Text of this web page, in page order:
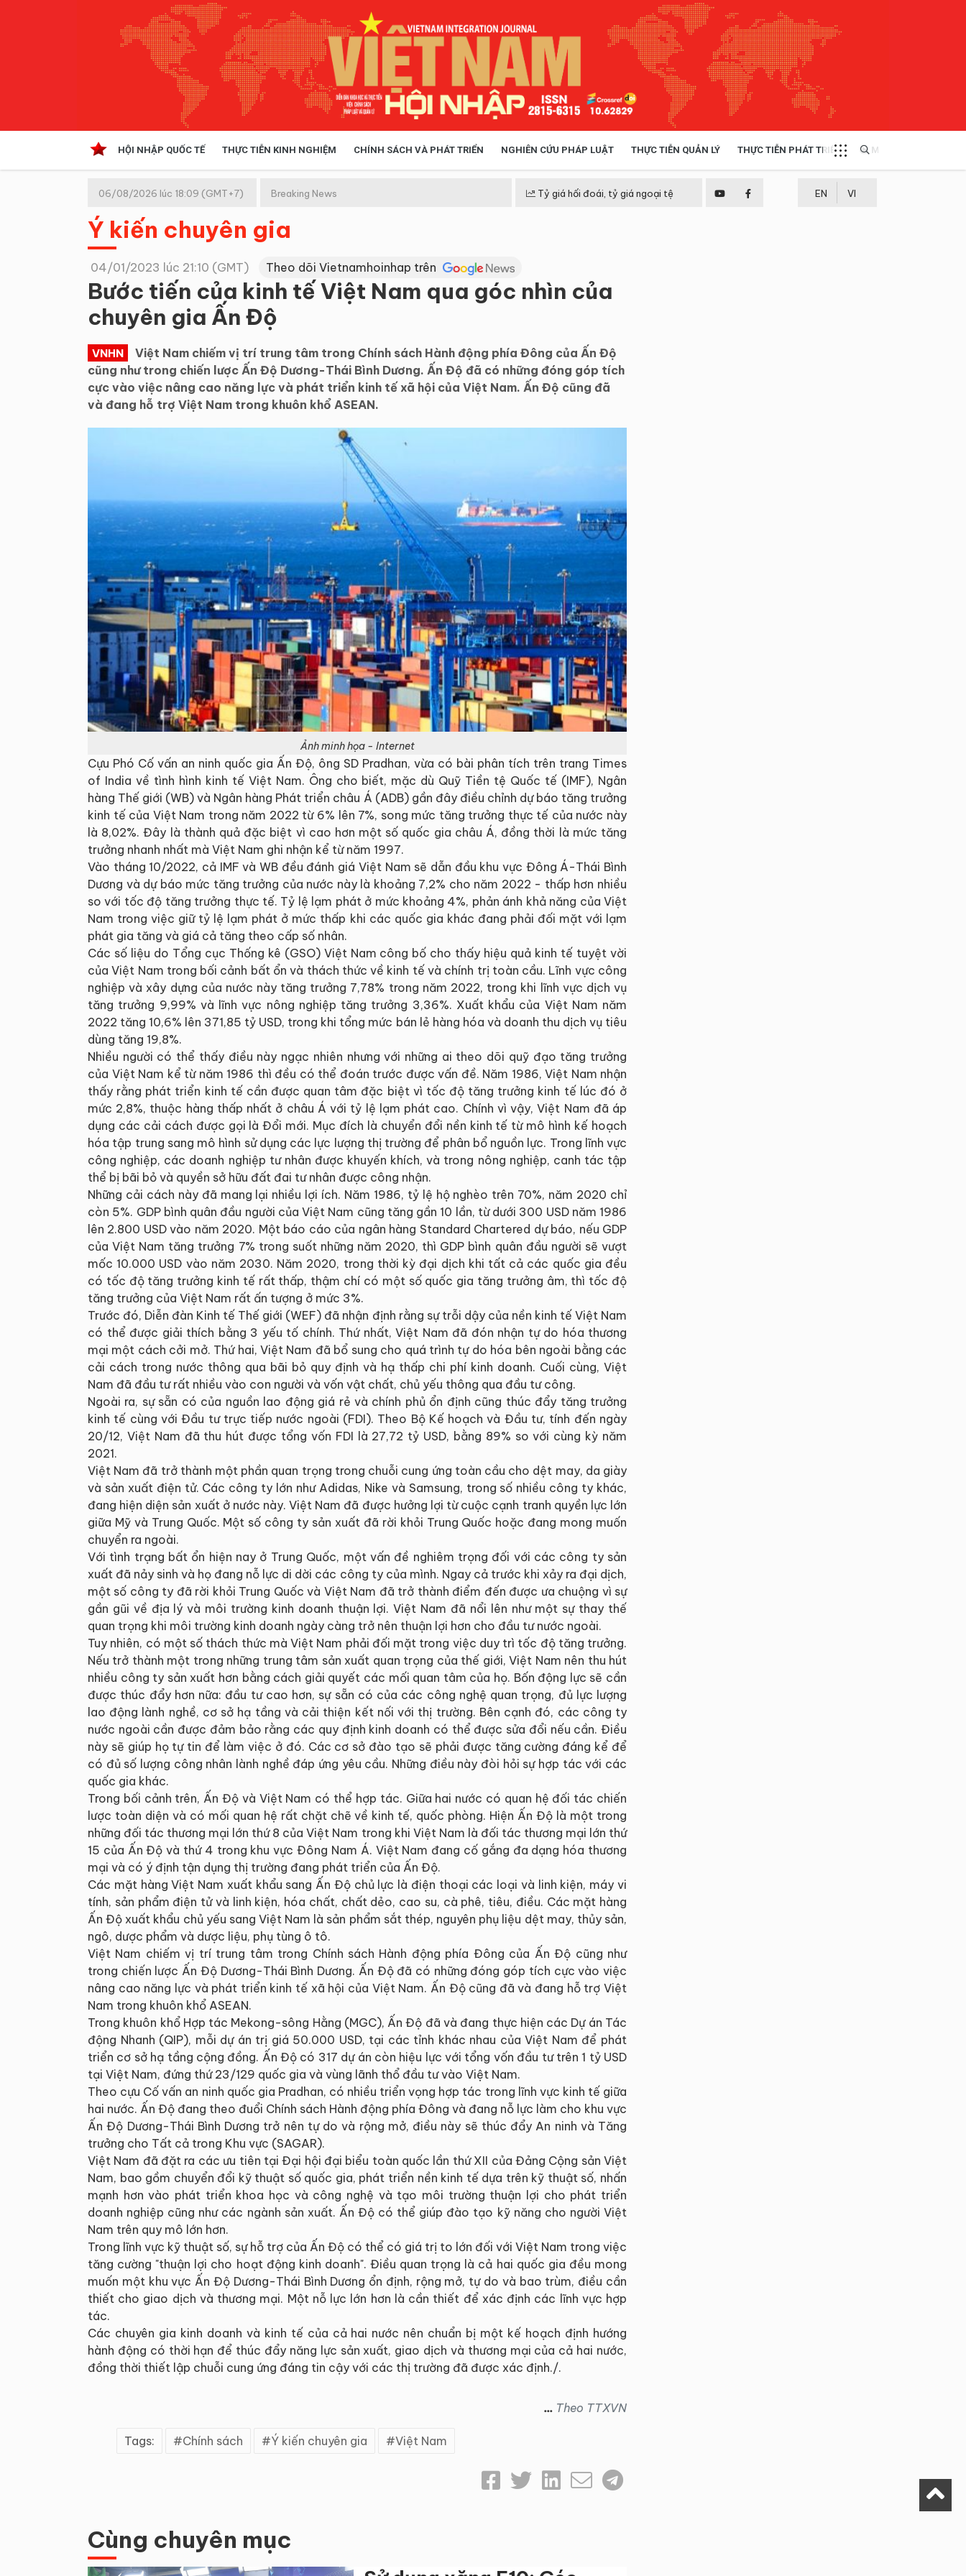
HỘI NHẬP QUỐC TẾ THỰC TIỄN KINH NGHIỆM CHÍNH SÁCH VÀ PHÁT TRIỂN NGHIÊN CỨU PHÁP LUẬT THỰC TIỄN QUẢN LÝ THỰC TIỄN PHÁT TRIỂN MULTIMEDIA
Kinh tế hội nhập
Doanh nghiệp
06/08/2026 lúc 18:09 (GMT+7) Breaking News Tỷ giá hối đoái, tỷ giá ngoại tệ EN VI
Ý kiến chuyên gia
04/01/2023 lúc 21:10 (GMT) Theo dõi Vietnamhoinhap trên
Bước tiến của kinh tế Việt Nam qua góc nhìn của
chuyên gia Ấn Độ
VNHN
Việt Nam chiếm vị trí trung tâm trong Chính sách Hành động phía Đông của Ấn Độ
cũng như trong chiến lược Ấn Độ Dương-Thái Bình Dương. Ấn Độ đã có những đóng góp tích
cực vào việc nâng cao năng lực và phát triển kinh tế xã hội của Việt Nam. Ấn Độ cũng đã
và đang hỗ trợ Việt Nam trong khuôn khổ ASEAN.
Ảnh minh họa - Internet
Cựu Phó Cố vấn an ninh quốc gia Ấn Độ, ông SD Pradhan, vừa có bài phân tích trên trang Times
of India về tình hình kinh tế Việt Nam. Ông cho biết, mặc dù Quỹ Tiền tệ Quốc tế (IMF), Ngân
hàng Thế giới (WB) và Ngân hàng Phát triển châu Á (ADB) gần đây điều chỉnh dự báo tăng trưởng
kinh tế của Việt Nam trong năm 2022 từ 6% lên 7%, song mức tăng trưởng thực tế của nước này
là 8,02%. Đây là thành quả đặc biệt vì cao hơn một số quốc gia châu Á, đồng thời là mức tăng
trưởng nhanh nhất mà Việt Nam ghi nhận kể từ năm 1997.
Vào tháng 10/2022, cả IMF và WB đều đánh giá Việt Nam sẽ dẫn đầu khu vực Đông Á-Thái Bình
Dương và dự báo mức tăng trưởng của nước này là khoảng 7,2% cho năm 2022 - thấp hơn nhiều
so với tốc độ tăng trưởng thực tế. Tỷ lệ lạm phát ở mức khoảng 4%, phản ánh khả năng của Việt
Nam trong việc giữ tỷ lệ lạm phát ở mức thấp khi các quốc gia khác đang phải đối mặt với lạm
phát gia tăng và giá cả tăng theo cấp số nhân.
Các số liệu do Tổng cục Thống kê (GSO) Việt Nam công bố cho thấy hiệu quả kinh tế tuyệt vời
của Việt Nam trong bối cảnh bất ổn và thách thức về kinh tế và chính trị toàn cầu. Lĩnh vực công
nghiệp và xây dựng của nước này tăng trưởng 7,78% trong năm 2022, trong khi lĩnh vực dịch vụ
tăng trưởng 9,99% và lĩnh vực nông nghiệp tăng trưởng 3,36%. Xuất khẩu của Việt Nam năm
2022 tăng 10,6% lên 371,85 tỷ USD, trong khi tổng mức bán lẻ hàng hóa và doanh thu dịch vụ tiêu
dùng tăng 19,8%.
Nhiều người có thể thấy điều này ngạc nhiên nhưng với những ai theo dõi quỹ đạo tăng trưởng
của Việt Nam kể từ năm 1986 thì đều có thể đoán trước được vấn đề. Năm 1986, Việt Nam nhận
thấy rằng phát triển kinh tế cần được quan tâm đặc biệt vì tốc độ tăng trưởng kinh tế lúc đó ở
mức 2,8%, thuộc hàng thấp nhất ở châu Á với tỷ lệ lạm phát cao. Chính vì vậy, Việt Nam đã áp
dụng các cải cách được gọi là Đổi mới. Mục đích là chuyển đổi nền kinh tế từ mô hình kế hoạch
hóa tập trung sang mô hình sử dụng các lực lượng thị trường để phân bổ nguồn lực. Trong lĩnh vực
công nghiệp, các doanh nghiệp tư nhân được khuyến khích, và trong nông nghiệp, canh tác tập
thể bị bãi bỏ và quyền sở hữu đất đai tư nhân được công nhận.
Những cải cách này đã mang lại nhiều lợi ích. Năm 1986, tỷ lệ hộ nghèo trên 70%, năm 2020 chỉ
còn 5%. GDP bình quân đầu người của Việt Nam cũng tăng gần 10 lần, từ dưới 300 USD năm 1986
lên 2.800 USD vào năm 2020. Một báo cáo của ngân hàng Standard Chartered dự báo, nếu GDP
của Việt Nam tăng trưởng 7% trong suốt những năm 2020, thì GDP bình quân đầu người sẽ vượt
mốc 10.000 USD vào năm 2030. Năm 2020, trong thời kỳ đại dịch khi tất cả các quốc gia đều
có tốc độ tăng trưởng kinh tế rất thấp, thậm chí có một số quốc gia tăng trưởng âm, thì tốc độ
tăng trưởng của Việt Nam rất ấn tượng ở mức 3%.
Trước đó, Diễn đàn Kinh tế Thế giới (WEF) đã nhận định rằng sự trỗi dậy của nền kinh tế Việt Nam
có thể được giải thích bằng 3 yếu tố chính. Thứ nhất, Việt Nam đã đón nhận tự do hóa thương
mại một cách cởi mở. Thứ hai, Việt Nam đã bổ sung cho quá trình tự do hóa bên ngoài bằng các
cải cách trong nước thông qua bãi bỏ quy định và hạ thấp chi phí kinh doanh. Cuối cùng, Việt
Nam đã đầu tư rất nhiều vào con người và vốn vật chất, chủ yếu thông qua đầu tư công.
Ngoài ra, sự sẵn có của nguồn lao động giá rẻ và chính phủ ổn định cũng thúc đẩy tăng trưởng
kinh tế cùng với Đầu tư trực tiếp nước ngoài (FDI). Theo Bộ Kế hoạch và Đầu tư, tính đến ngày
20/12, Việt Nam đã thu hút được tổng vốn FDI là 27,72 tỷ USD, bằng 89% so với cùng kỳ năm
2021.
Việt Nam đã trở thành một phần quan trọng trong chuỗi cung ứng toàn cầu cho dệt may, da giày
và sản xuất điện tử. Các công ty lớn như Adidas, Nike và Samsung, trong số nhiều công ty khác,
đang hiện diện sản xuất ở nước này. Việt Nam đã được hưởng lợi từ cuộc cạnh tranh quyền lực lớn
giữa Mỹ và Trung Quốc. Một số công ty sản xuất đã rời khỏi Trung Quốc hoặc đang mong muốn
chuyển ra ngoài.
Với tình trạng bất ổn hiện nay ở Trung Quốc, một vấn đề nghiêm trọng đối với các công ty sản
xuất đã nảy sinh và họ đang nỗ lực di dời các công ty của mình. Ngay cả trước khi xảy ra đại dịch,
một số công ty đã rời khỏi Trung Quốc và Việt Nam đã trở thành điểm đến được ưa chuộng vì sự
gần gũi về địa lý và môi trường kinh doanh thuận lợi. Việt Nam đã nổi lên như một sự thay thế
quan trọng khi môi trường kinh doanh ngày càng trở nên thuận lợi hơn cho đầu tư nước ngoài.
Tuy nhiên, có một số thách thức mà Việt Nam phải đối mặt trong việc duy trì tốc độ tăng trưởng.
Nếu trở thành một trong những trung tâm sản xuất quan trọng của thế giới, Việt Nam nên thu hút
nhiều công ty sản xuất hơn bằng cách giải quyết các mối quan tâm của họ. Bốn động lực sẽ cần
được thúc đẩy hơn nữa: đầu tư cao hơn, sự sẵn có của các công nghệ quan trọng, đủ lực lượng
lao động lành nghề, cơ sở hạ tầng và cải thiện kết nối với thị trường. Bên cạnh đó, các công ty
nước ngoài cần được đảm bảo rằng các quy định kinh doanh có thể được sửa đổi nếu cần. Điều
này sẽ giúp họ tự tin để làm việc ở đó. Các cơ sở đào tạo sẽ phải được tăng cường đáng kể để
có đủ số lượng công nhân lành nghề đáp ứng yêu cầu. Những điều này đòi hỏi sự hợp tác với các
quốc gia khác.
Trong bối cảnh trên, Ấn Độ và Việt Nam có thể hợp tác. Giữa hai nước có quan hệ đối tác chiến
lược toàn diện và có mối quan hệ rất chặt chẽ về kinh tế, quốc phòng. Hiện Ấn Độ là một trong
những đối tác thương mại lớn thứ 8 của Việt Nam trong khi Việt Nam là đối tác thương mại lớn thứ
15 của Ấn Độ và thứ 4 trong khu vực Đông Nam Á. Việt Nam đang cố gắng đa dạng hóa thương
mại và có ý định tận dụng thị trường đang phát triển của Ấn Độ.
Các mặt hàng Việt Nam xuất khẩu sang Ấn Độ chủ lực là điện thoại các loại và linh kiện, máy vi
tính, sản phẩm điện tử và linh kiện, hóa chất, chất dẻo, cao su, cà phê, tiêu, điều. Các mặt hàng
Ấn Độ xuất khẩu chủ yếu sang Việt Nam là sản phẩm sắt thép, nguyên phụ liệu dệt may, thủy sản,
ngô, dược phẩm và dược liệu, phụ tùng ô tô.
Việt Nam chiếm vị trí trung tâm trong Chính sách Hành động phía Đông của Ấn Độ cũng như
trong chiến lược Ấn Độ Dương-Thái Bình Dương. Ấn Độ đã có những đóng góp tích cực vào việc
nâng cao năng lực và phát triển kinh tế xã hội của Việt Nam. Ấn Độ cũng đã và đang hỗ trợ Việt
Nam trong khuôn khổ ASEAN.
Trong khuôn khổ Hợp tác Mekong-sông Hằng (MGC), Ấn Độ đã và đang thực hiện các Dự án Tác
động Nhanh (QIP), mỗi dự án trị giá 50.000 USD, tại các tỉnh khác nhau của Việt Nam để phát
triển cơ sở hạ tầng cộng đồng. Ấn Độ có 317 dự án còn hiệu lực với tổng vốn đầu tư trên 1 tỷ USD
tại Việt Nam, đứng thứ 23/129 quốc gia và vùng lãnh thổ đầu tư vào Việt Nam.
Theo cựu Cố vấn an ninh quốc gia Pradhan, có nhiều triển vọng hợp tác trong lĩnh vực kinh tế giữa
hai nước. Ấn Độ đang theo đuổi Chính sách Hành động phía Đông và đang nỗ lực làm cho khu vực
Ấn Độ Dương-Thái Bình Dương trở nên tự do và rộng mở, điều này sẽ thúc đẩy An ninh và Tăng
trưởng cho Tất cả trong Khu vực (SAGAR).
Việt Nam đã đặt ra các ưu tiên tại Đại hội đại biểu toàn quốc lần thứ XII của Đảng Cộng sản Việt
Nam, bao gồm chuyển đổi kỹ thuật số quốc gia, phát triển nền kinh tế dựa trên kỹ thuật số, nhấn
mạnh hơn vào phát triển khoa học và công nghệ và tạo môi trường thuận lợi cho phát triển
doanh nghiệp cũng như các ngành sản xuất. Ấn Độ có thể giúp đào tạo kỹ năng cho người Việt
Nam trên quy mô lớn hơn.
Trong lĩnh vực kỹ thuật số, sự hỗ trợ của Ấn Độ có thể có giá trị to lớn đối với Việt Nam trong việc
tăng cường "thuận lợi cho hoạt động kinh doanh". Điều quan trọng là cả hai quốc gia đều mong
muốn một khu vực Ấn Độ Dương-Thái Bình Dương ổn định, rộng mở, tự do và bao trùm, điều cần
thiết cho giao dịch và thương mại. Một nỗ lực lớn hơn là cần thiết để xác định các lĩnh vực hợp
tác.
Các chuyên gia kinh doanh và kinh tế của cả hai nước nên chuẩn bị một kế hoạch định hướng
hành động có thời hạn để thúc đẩy năng lực sản xuất, giao dịch và thương mại của cả hai nước,
đồng thời thiết lập chuỗi cung ứng đáng tin cậy với các thị trường đã được xác định./.
... Theo TTXVN
Tags: Chính sách Ý kiến chuyên gia Việt Nam
Cùng chuyên mục